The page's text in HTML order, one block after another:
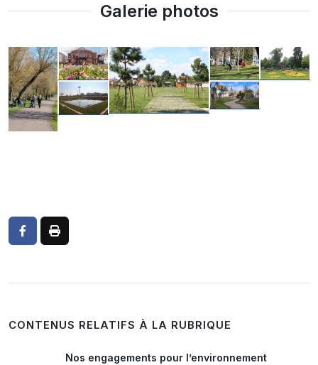
Galerie photos
CONTENUS RELATIFS À LA RUBRIQUE
Nos engagements pour l’environnement